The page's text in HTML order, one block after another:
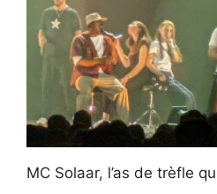
MC Solaar, l’as de trèfle